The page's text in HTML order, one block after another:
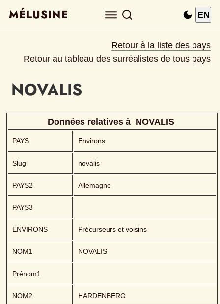
MÉLUSINE EN
Retour à la liste des pays
Retour au tableau des surréalistes de tous pays
NOVALIS
Données relatives à NOVALIS
PAYS Environs
Slug novalis
PAYS2 Allemagne
PAYS3
ENVIRONS Précurseurs et voisins
NOM1 NOVALIS
Prénom1
NOM2 HARDENBERG